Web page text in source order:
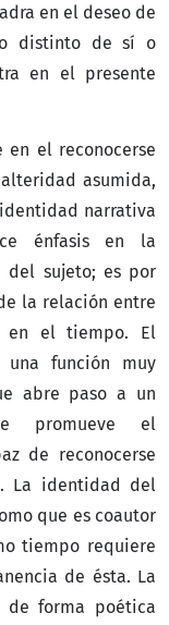
en el deseo de
distinto de sí o
en el presente
el reconocerse
asumida,
narrativa
énfasis en la
sujeto; es por
la relación entre
en el tiempo. El
función muy
abre paso a un
promueve el
de reconocerse
La identidad del
que es coautor
tiempo requiere
de ésta. La
de forma poética